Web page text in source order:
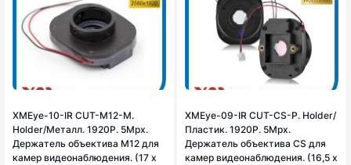
XMEye-10-IR CUT-М12-M.
Holder/Металл. 1920P. 5Mpx.
Держатель объектива М12 для
камер видеонаблюдения. (17 х
XMEye-09-IR CUT-CS-P. Holder/
Пластик. 1920P. 5Mpx.
Держатель объектива CS для
камер видеонаблюдения. (16,5 х